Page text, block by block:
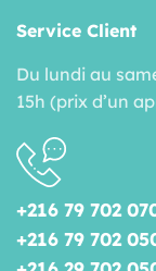
Service Client
Du lundi au
15h (prix d’un
+216 79 702
+216 79 702